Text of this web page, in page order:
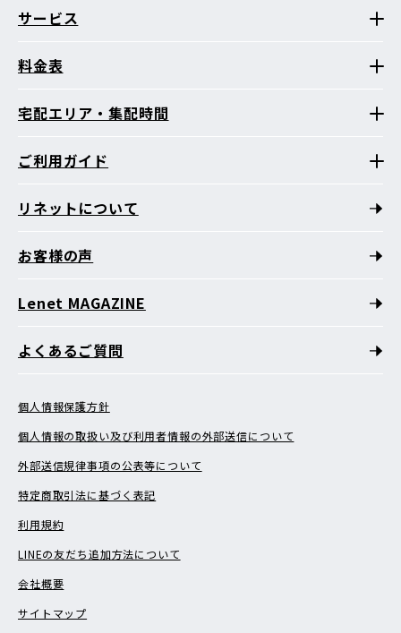
サービス
料金表
宅配エリア・集配時間
ご利用ガイド
リネットについて
お客様の声
Lenet MAGAZINE
よくあるご質問
個人情報保護方針
個人情報の取扱い及び利用者情報の外部送信について
外部送信規律事項の公表等について
特定商取引法に基づく表記
利用規約
LINEの友だち追加方法について
会社概要
サイトマップ